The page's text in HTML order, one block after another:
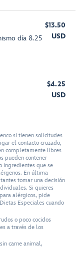
día 8.25
$13.50
USD
$4.25
USD
si tienen solicitudes
el contacto cruzado,
completamente libres
pueden contener
ingredientes que se
En última
tomar una decisión
Si quieres
alérgicos, pide
Especiales cuando
o poco cocidos
a través de los
carne animal,